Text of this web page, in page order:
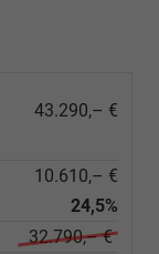
43.290,– €
10.610,– €
24,5%
32.790,– €